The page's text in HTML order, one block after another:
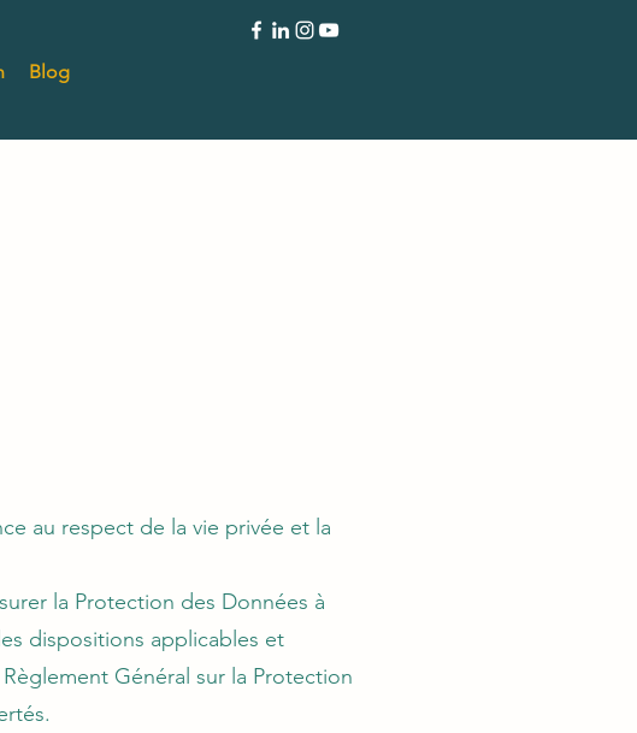
Blog
au respect de la vie privée et la
la Protection des Données à
dispositions applicables et
Général sur la Protection